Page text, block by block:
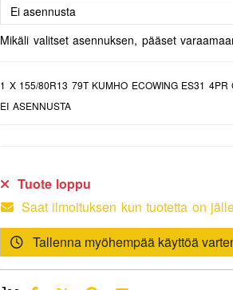
Mikäli valitset asennuksen, pääset
1 X 155/80R13 79T KUMHO ECOWING ES31 4PR
EI ASENNUSTA
Tuote loppu
Saat ilmoituksen kun tuotetta on
Tallenna myöhempää käyttöä